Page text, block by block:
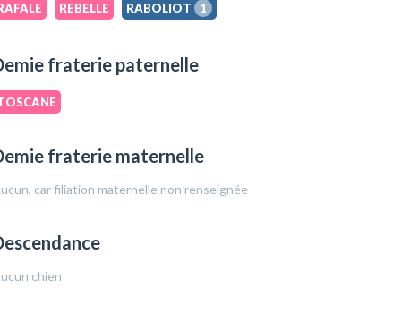
REBELLE RABOLIOT 1
fraterie paternelle
fraterie maternelle
car filiation maternelle non renseignée
chien